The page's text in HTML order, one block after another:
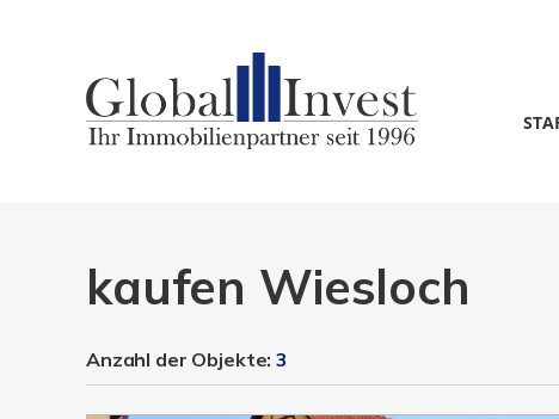
kaufen Wiesloch
Anzahl der Objekte:3